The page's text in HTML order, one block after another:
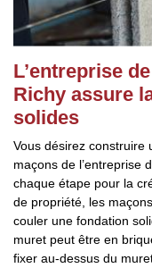
L’entreprise
Richy assure
solides
Vous désirez construire
maçons de l’entreprise
chaque étape pour la
de propriété, les
couler une fondation
muret peut être en
fixer au-dessus du